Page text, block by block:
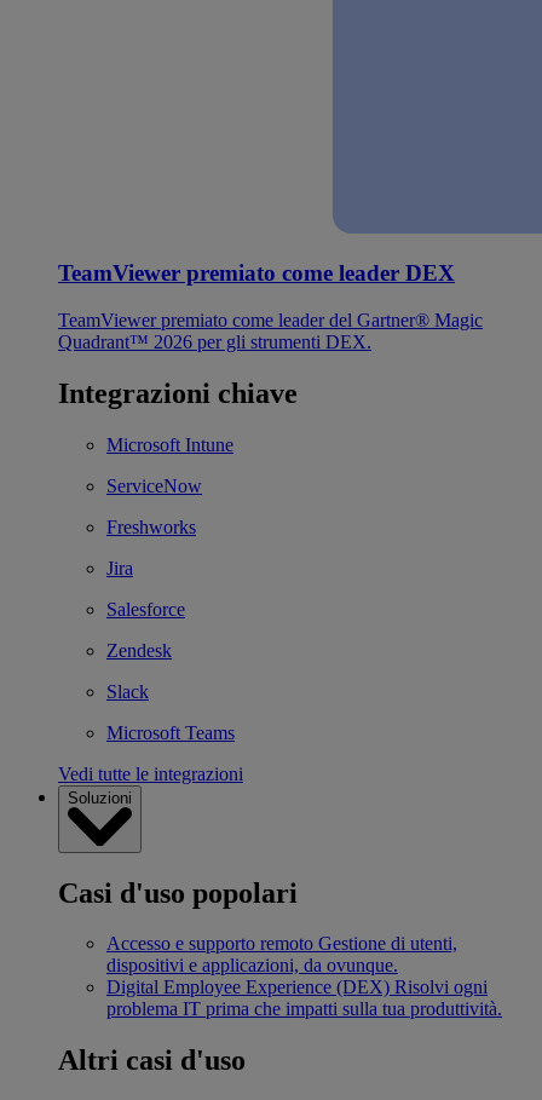
TeamViewer premiato come leader DEX
TeamViewer premiato come leader del Gartner® Magic
Quadrant™ 2026 per gli strumenti DEX.
Integrazioni chiave
Microsoft Intune
ServiceNow
Freshworks
Jira
Salesforce
Zendesk
Slack
Microsoft Teams
Vedi tutte le integrazioni
Soluzioni
Casi d'uso popolari
Accesso e supporto remoto Gestione di utenti,
dispositivi e applicazioni, da ovunque.
Digital Employee Experience (DEX) Risolvi ogni
problema IT prima che impatti sulla tua produttività.
Altri casi d'uso